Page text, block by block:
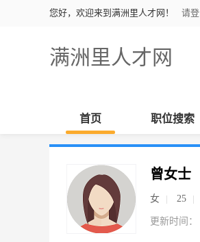
您好，欢迎来到满洲里人才网！ 请
满洲里人才网
首页 职位搜索
曾女士
女 25
更新时间：